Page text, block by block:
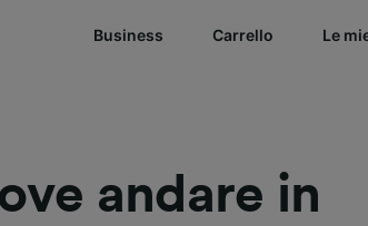
Business Carrello Le
andare in